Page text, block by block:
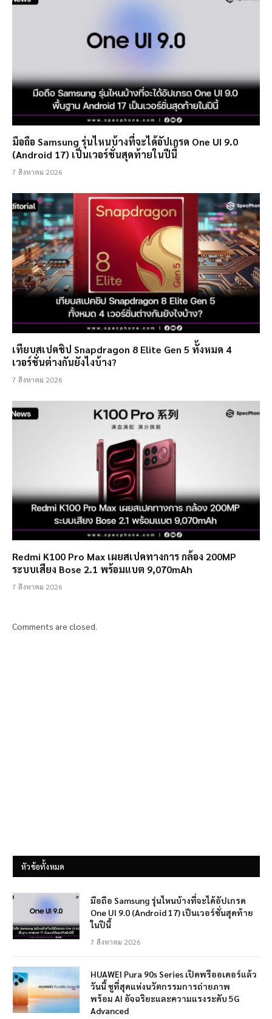
มือถือ Samsung รุ่นไหนบ้างที่จะได้อัปเกรด One UI 9.0
(Android 17) เป็นเวอร์ชั่นสุดท้ายในปีนี้
7 สิงหาคม 2026
เทียบสเปคชิป Snapdragon 8 Elite Gen 5 ทั้งหมด 4
เวอร์ชั่นต่างกันยังไงบ้าง?
7 สิงหาคม 2026
Redmi K100 Pro Max เผยสเปคทางการ กล้อง 200MP
ระบบเสียง Bose 2.1 พร้อมแบต 9,070mAh
7 สิงหาคม 2026
Comments are closed.
หัวข้อทั้งหมด
มือถือ Samsung รุ่นไหนบ้างที่จะได้อัปเกรด
One UI 9.0 (Android 17) เป็นเวอร์ชั่นสุดท้าย
ในปีนี้
7 สิงหาคม 2026
HUAWEI Pura 90s Series เปิดพรีออเดอร์แล้ว
วันนี้ ชูที่สุดแห่งนวัตกรรมการถ่ายภาพ
พร้อม AI อัจฉริยะและความแรงระดับ 5G
Advanced